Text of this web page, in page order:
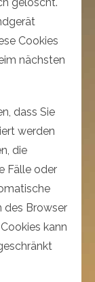
Cookies
nächsten
dass Sie
werden
die
Fälle oder
des Browser
kann